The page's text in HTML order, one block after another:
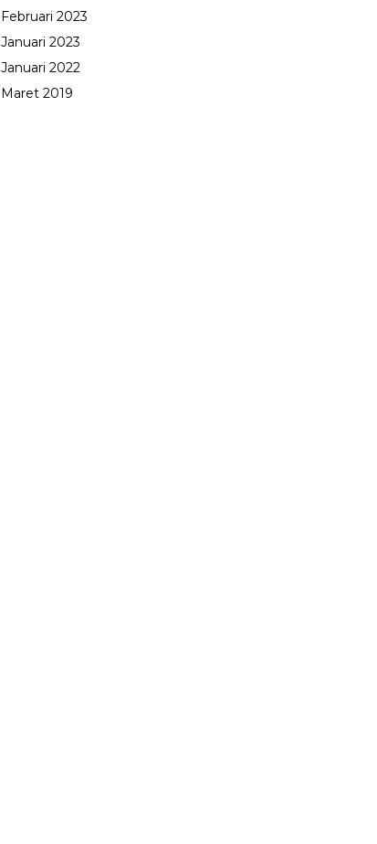
Februari 2023
Januari 2023
Januari 2022
Maret 2019